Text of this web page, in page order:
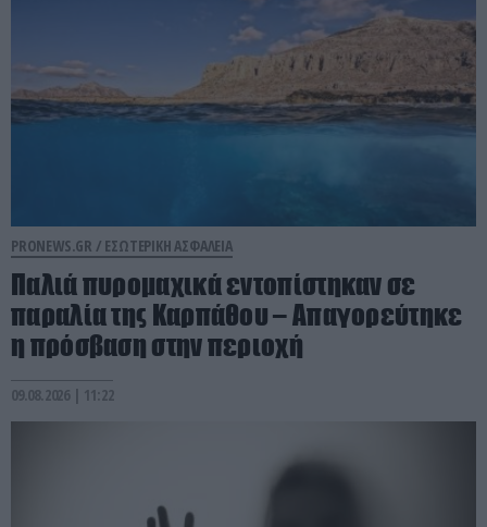
PRONEWS.GR / ΕΣΩΤΕΡΙΚΗ ΑΣΦΑΛΕΙΑ
Παλιά πυρομαχικά εντοπίστηκαν σε
παραλία της Καρπάθου – Απαγορεύτηκε
η πρόσβαση στην περιοχή
09.08.2026 | 11:22